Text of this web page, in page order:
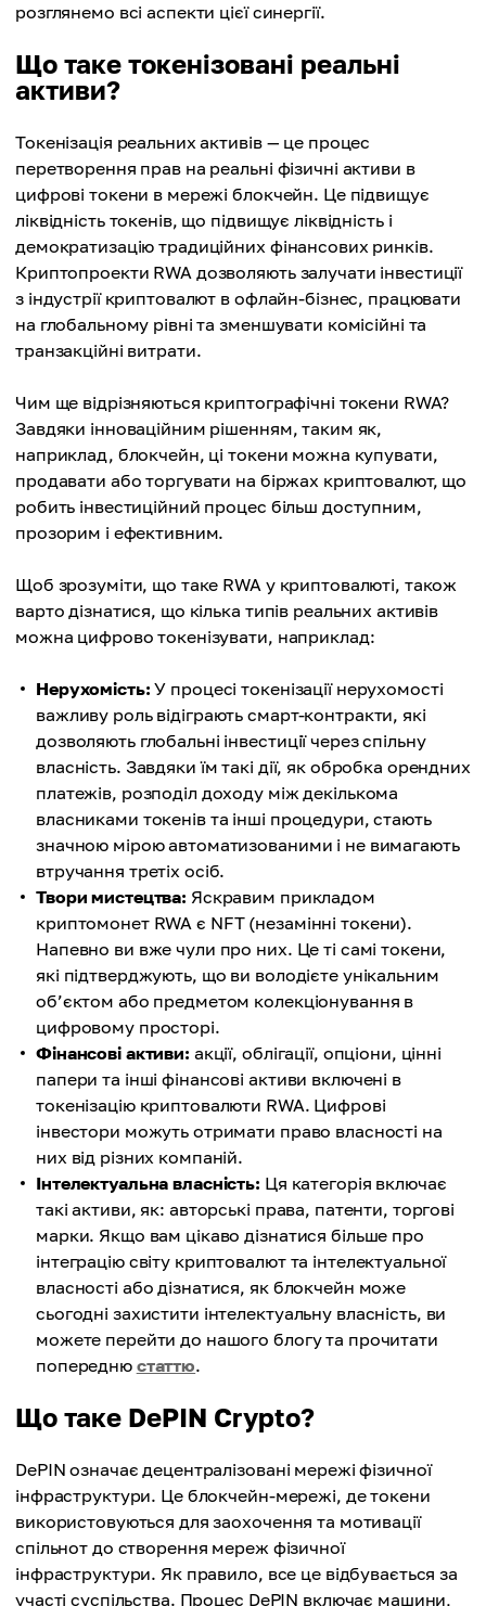
розглянемо всі аспекти цієї синергії.
Що таке токенізовані реальні
активи?
Токенізація реальних активів — це процес
перетворення прав на реальні фізичні активи в
цифрові токени в мережі блокчейн. Це підвищує
ліквідність токенів, що підвищує ліквідність і
демократизацію традиційних фінансових ринків.
Криптопроекти RWA дозволяють залучати інвестиції
з індустрії криптовалют в офлайн-бізнес, працювати
на глобальному рівні та зменшувати комісійні та
транзакційні витрати.
Чим ще відрізняються криптографічні токени RWA?
Завдяки інноваційним рішенням, таким як,
наприклад, блокчейн, ці токени можна купувати,
продавати або торгувати на біржах криптовалют, що
робить інвестиційний процес більш доступним,
прозорим і ефективним.
Щоб зрозуміти, що таке RWA у криптовалюті, також
варто дізнатися, що кілька типів реальних активів
можна цифрово токенізувати, наприклад:
Нерухомість: У процесі токенізації нерухомості
важливу роль відіграють смарт-контракти, які
дозволяють глобальні інвестиції через спільну
власність. Завдяки їм такі дії, як обробка орендних
платежів, розподіл доходу між декількома
власниками токенів та інші процедури, стають
значною мірою автоматизованими і не вимагають
втручання третіх осіб.
Твори мистецтва: Яскравим прикладом
криптомонет RWA є NFT (незамінні токени).
Напевно ви вже чули про них. Це ті самі токени,
які підтверджують, що ви володієте унікальним
об’єктом або предметом колекціонування в
цифровому просторі.
Фінансові активи: акції, облігації, опціони, цінні
папери та інші фінансові активи включені в
токенізацію криптовалюти RWA. Цифрові
інвестори можуть отримати право власності на
них від різних компаній.
Інтелектуальна власність: Ця категорія включає
такі активи, як: авторські права, патенти, торгові
марки. Якщо вам цікаво дізнатися більше про
інтеграцію світу криптовалют та інтелектуальної
власності або дізнатися, як блокчейн може
сьогодні захистити інтелектуальну власність, ви
можете перейти до нашого блогу та прочитати
попередню статтю.
Що таке DePIN Crypto?
DePIN означає децентралізовані мережі фізичної
інфраструктури. Це блокчейн-мережі, де токени
використовуються для заохочення та мотивації
спільнот до створення мереж фізичної
інфраструктури. Як правило, все це відбувається за
участі суспільства. Процес DePIN включає машини,